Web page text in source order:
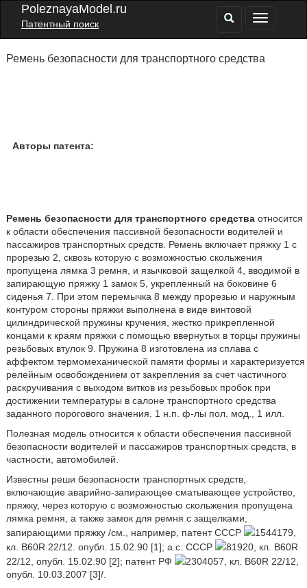
PoleznayaModel.ru
Патентный поиск
Ремень безопасности для транспортного средства
Авторы патента:
Ремень безопасности для транспортного средстваотносится
к области обеспечения пассивной безопасности водителей и
пассажиров транспортных средств. Ремень включает пряжку 1 с
прорезью 2, сквозь которую с возможностью скольжения
пропущена лямка 3 ремня, и язычковой защелкой 4, вводимой в
запирающую пряжку 1 замок 5, укрепленный на боковине 6
сиденья 7. При этом перемычка 8 между прорезью и наружным
контуром стороны пряжки выполнена в виде винтовой
цилиндрической пружины кручения, жестко прикрепленной
концами к краям пряжки с помощью ввернутых в торцы пружины
резьбовых втулок 9. Пружина 8 изготовлена из сплава с
аффектом термомеханической памяти формы и характеризуется
релейным освобождением от закрепления за счет частичного
раскручивания с выходом витков из резьбовых пробок при
достижении температуры в салоне транспортного средства
заданного порогового значения. 1 н.п. ф-лы пол. мод., 1 илл.
Полезная модель относится к области обеспечения пассивной
безопасности водителей и пассажиров транспортных средств, в
частности, автомобилей.
Известны реши безопасности транспортных средств,
включающие аварийно-запирающее сматывающее устройство,
пряжку, через которую с возможностью скольжения пропущена
лямка ремня, а также замок для ремня с защелками,
запирающими пряжку /см., например, патент СССР
1544179,
кл. B60R 22/12. опубл. 15.02.90 [1]; а.с. СССР
81920, кл. B60R
22/12, опубл. 15.02.90 [2]; патент РФ
2304057, кл. B60R 22/12,
опубл. 10.03.2007 [3]/.